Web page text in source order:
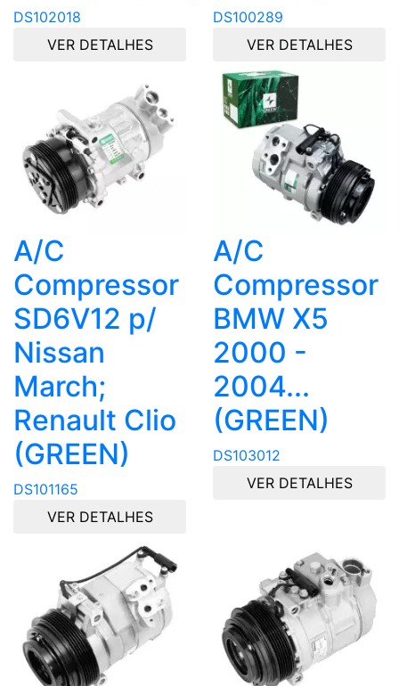
DS102018
VER DETALHES
DS100289
VER DETALHES
A/C
Compressor
SD6V12 p/
Nissan
March;
Renault Clio
(GREEN)
DS101165
VER DETALHES
A/C
Compressor
BMW X5
2000 -
2004...
(GREEN)
DS103012
VER DETALHES